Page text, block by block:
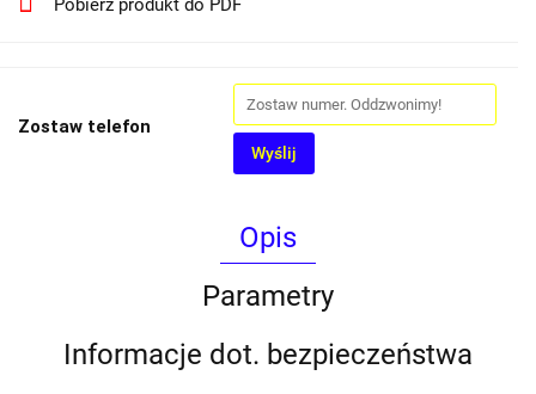
Pobierz produkt do PDF
Zostaw telefon
Wyślij
Opis
Parametry
Informacje dot. bezpieczeństwa